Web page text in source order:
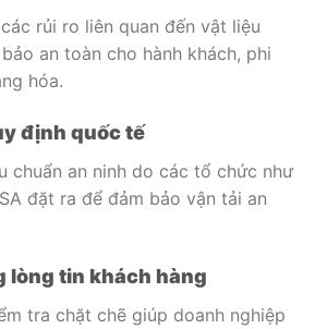
rủi ro liên quan đến vật liệu
an toàn cho hành khách, phi
hóa.
định quốc tế
chuẩn an ninh do các tổ chức như
đặt ra để đảm bảo vận tải an
lòng tin khách hàng
tra chặt chẽ giúp doanh nghiệp